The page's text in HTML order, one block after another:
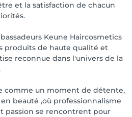
et la satisfaction de chacun
Keune Haircosmetics
produits de haute qualité et
reconnue dans l'univers de la
comme un moment de détente,
beauté ,où professionnalisme
passion se rencontrent pour